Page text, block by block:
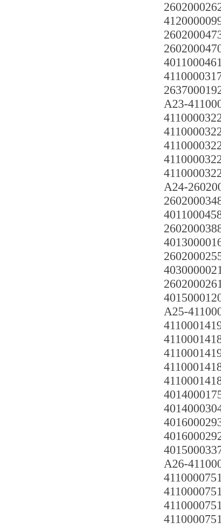
A23-
A24-
A25-
A26-